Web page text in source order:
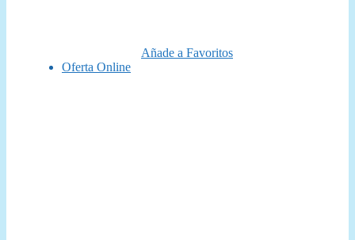
Añade a Favoritos
Oferta Online